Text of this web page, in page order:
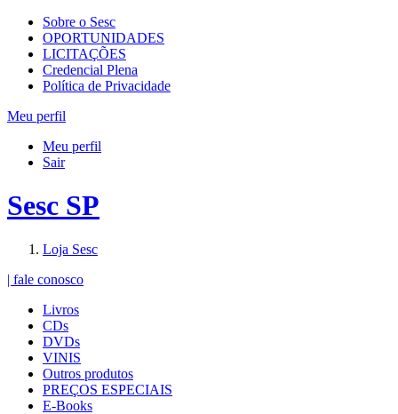
Sobre o Sesc
OPORTUNIDADES
LICITAÇÕES
Credencial Plena
Política de Privacidade
Meu perfil
Meu perfil
Sair
Sesc SP
Loja Sesc
| fale conosco
Livros
CDs
DVDs
VINIS
Outros produtos
PREÇOS ESPECIAIS
E-Books